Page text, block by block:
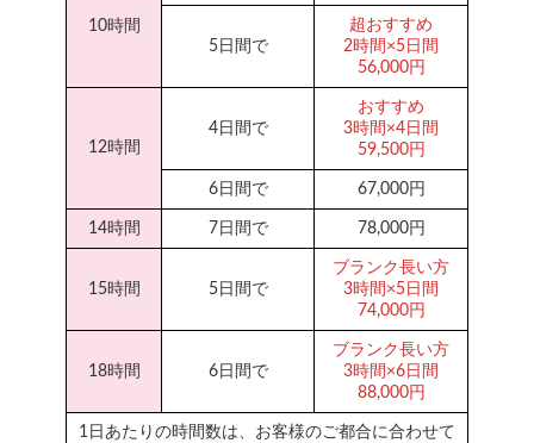
10時間
5日間で
超おすすめ
2時間×5日間
56,000円
12時間
4日間で
おすすめ
3時間×4日間
59,500円
6日間で 67,000円
14時間 7日間で 78,000円
15時間 5日間で
ブランク長い方
3時間×5日間
74,000円
18時間 6日間で
ブランク長い方
3時間×6日間
88,000円
1日あたりの時間数は、お客様のご都合に合わせて